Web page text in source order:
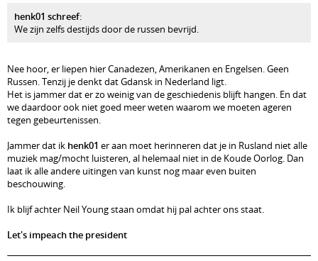
henk01 schreef:
We zijn zelfs destijds door de russen bevrijd.
Nee hoor, er liepen hier Canadezen, Amerikanen en Engelsen. Geen
Russen. Tenzij je denkt dat Gdansk in Nederland ligt.
Het is jammer dat er zo weinig van de geschiedenis blijft hangen. En dat
we daardoor ook niet goed meer weten waarom we moeten ageren
tegen gebeurtenissen.
Jammer dat ik henk01 er aan moet herinneren dat je in Rusland niet alle
muziek mag/mocht luisteren, al helemaal niet in de Koude Oorlog. Dan
laat ik alle andere uitingen van kunst nog maar even buiten
beschouwing.
Ik blijf achter Neil Young staan omdat hij pal achter ons staat.
Let's impeach the president